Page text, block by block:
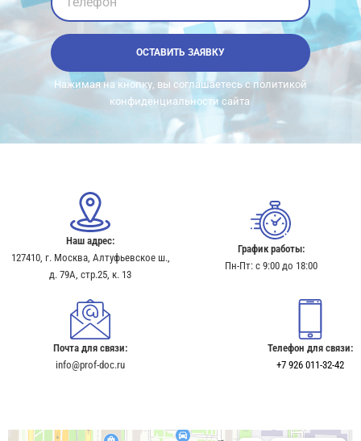
ОСТАВИТЬ ЗАЯВКУ
Нажимая на кнопку, вы соглашаетесь с политикой
конфиденциальности сайта
Наш адрес:
127410, г. Москва, Алтуфьевское ш.,
д. 79А, стр.25, к. 13​
График работы:
Пн-Пт: с 9:00 до 18:00
Почта для связи:
info@prof-doc.ru
Телефон для связи:
+7 926 011-32-42